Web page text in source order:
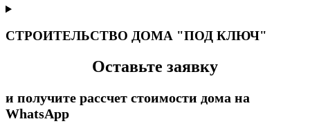
СТРОИТЕЛЬСТВО ДОМА "ПОД КЛЮЧ"
Оставьте заявку
и получите рассчет стоимости дома на
WhatsApp